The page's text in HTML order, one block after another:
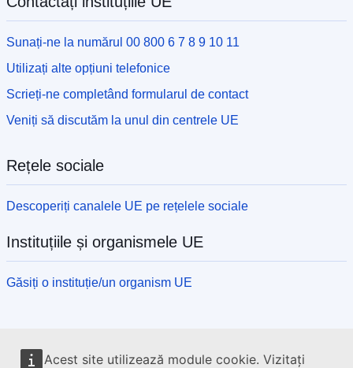
Acest site utilizează module cookie. Vizitați
Sunați-ne la numărul 00 800 6 7 8 9 10 11
Utilizați alte opțiuni telefonice
Scrieți-ne completând formularul de contact
Veniți să discutăm la unul din centrele UE
Rețele sociale
Descoperiți canalele UE pe rețelele sociale
Instituțiile și organismele UE
Găsiți o instituție/un organism UE